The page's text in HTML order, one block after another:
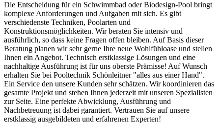
Die Entscheidung für ein Schwimmbad oder Biodesign-Pool bringt
komplexe Anforderungen und Aufgaben mit sich. Es gibt
verschiedenste Techniken, Poolarten und
Konstruktionsmöglichkeiten. Wir beraten Sie intensiv und
ausführlich, so dass keine Fragen offen bleiben. Auf Basis dieser
Beratung planen wir sehr gerne Ihre neue Wohlfühloase und stellen
Ihnen ein Angebot. Technisch erstklassige Lösungen und eine
nachhaltige Ausführung ist für uns oberste Prämisse! Auf Wunsch
erhalten Sie bei Pooltechnik Schönleitner "alles aus einer Hand".
Ein Service den unsere Kunden sehr schätzen. Wir koordinieren das
gesamte Projekt und stehen Ihnen jederzeit mit unseren Spezialisten
zur Seite. Eine perfekte Abwicklung, Ausführung und
Nachbetreuung ist dabei garantiert. Vertrauen Sie auf unsere
erstklassig ausgebildeten und erfahrenen Experten!